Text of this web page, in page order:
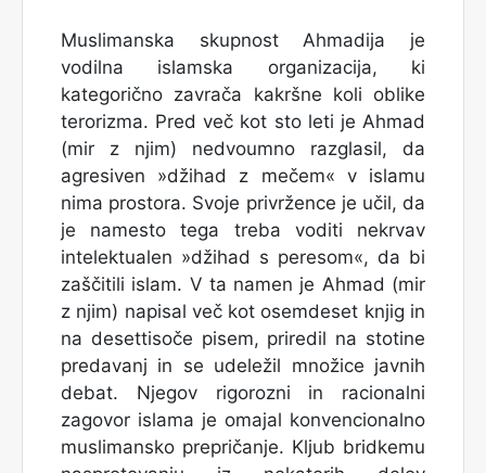
Muslimanska skupnost Ahmadija je
vodilna islamska organizacija, ki
kategorično zavrača kakršne koli oblike
terorizma. Pred več kot sto leti je Ahmad
(mir z njim) nedvoumno razglasil, da
agresiven »džihad z mečem« v islamu
nima prostora. Svoje privržence je učil, da
je namesto tega treba voditi nekrvav
intelektualen »džihad s peresom«, da bi
zaščitili islam. V ta namen je Ahmad (mir
z njim) napisal več kot osemdeset knjig in
na desettisoče pisem, priredil na stotine
predavanj in se udeležil množice javnih
debat. Njegov rigorozni in racionalni
zagovor islama je omajal konvencionalno
muslimansko prepričanje. Kljub bridkemu